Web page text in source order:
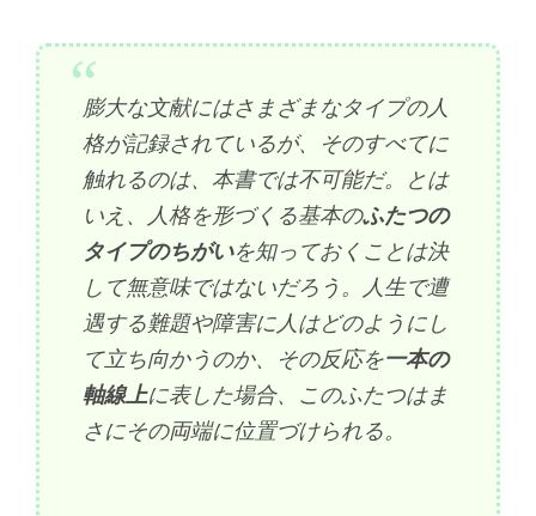
膨大な文献にはさまざまなタイプの人
格が記録されているが、そのすべてに
触れるのは、本書では不可能だ。とは
いえ、人格を形づくる基本のふたつの
タイプのちがいを知っておくことは決
して無意味ではないだろう。人生で遭
遇する難題や障害に人はどのようにし
て立ち向かうのか、その反応を一本の
軸線上に表した場合、このふたつはま
さにその両端に位置づけられる。